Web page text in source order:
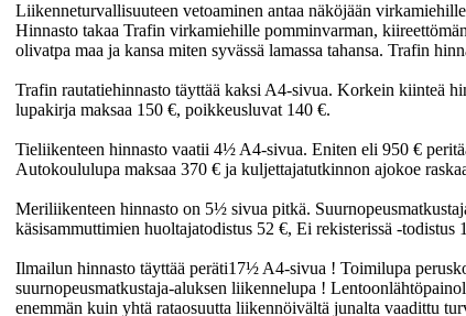
Liikenneturvallisuuteen vetoaminen antaa näköjään
Hinnasto takaa Trafin virkamiehille pomminvarman,
olivatpa maa ja kansa miten syvässä lamassa tahansa. Trafin
Trafin rautatiehinnasto täyttää kaksi A4-sivua. Korkein kiinteä
lupakirja maksaa 150 €, poikkeusluvat 140 €.
Tieliikenteen hinnasto vaatii 4½ A4-sivua. Eniten eli 950 €
Autokoululupa maksaa 370 € ja kuljettajatutkinnon ajokoe
Meriliikenteen hinnasto on 5½ sivua pitkä.
käsisammuttimien huoltajatodistus 52 €, Ei rekisterissä -todistus
Ilmailun hinnasto täyttää peräti17½ A4-sivua ! Toimilupa
suurnopeusmatkustaja-aluksen liikennelupa !
enemmän kuin yhtä rataosuutta liikennöivältä junalta vaadittu